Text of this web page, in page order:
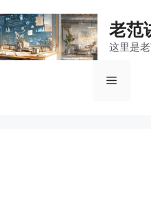
老范
这里是
菜